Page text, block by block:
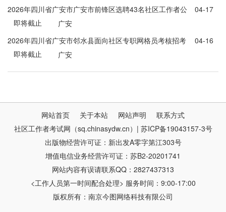
2026年四川省广安市广安市前锋区选聘43名社区工作者公
告
04-17
即将截止
广安
2026年四川省广安市邻水县面向社区专职网格员考核招考
社区工作者16人公告
04-16
即将截止
广安
网站首页 关于本站 网站声明
联系方式
社区工作者考试网（sq.chinasydw.cn）| 苏ICP备19043157-3号
出版物经营许可证：新出发A零字第江303号
增值电信业务经营许可证：苏B2-20201741
网站内容有误请联系QQ：2827437313
<工作人员第一时间配合处理> 服务时间：9:00-17:00
版权所有：南京今图网络科技有限公司